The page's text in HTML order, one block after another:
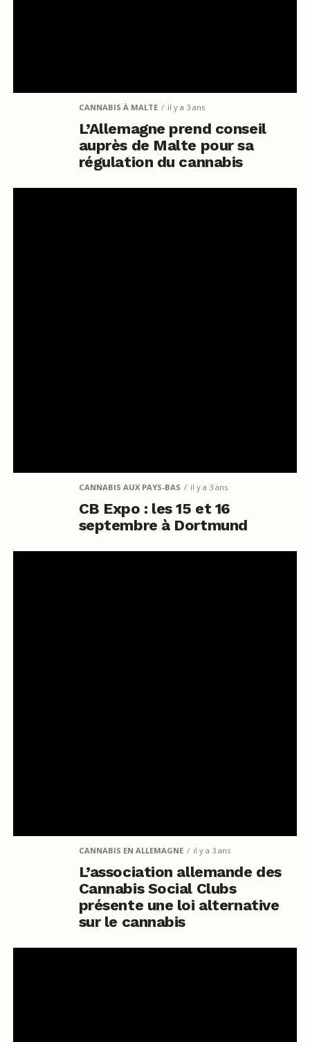
CANNABIS À MALTE il y a 3 ans
L’Allemagne prend conseil
auprès de Malte pour sa
régulation du cannabis
CANNABIS AUX PAYS-BAS il y a 3 ans
CB Expo : les 15 et 16
septembre à Dortmund
CANNABIS EN ALLEMAGNE il y a 3 ans
L’association allemande des
Cannabis Social Clubs
présente une loi alternative
sur le cannabis